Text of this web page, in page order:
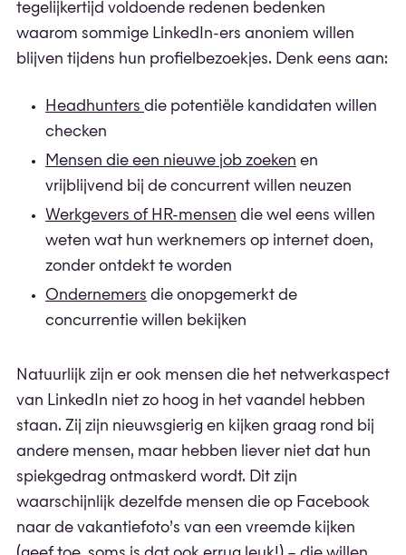
tegelijkertijd voldoende redenen bedenken
waarom sommige LinkedIn-ers anoniem willen
blijven tijdens hun profielbezoekjes. Denk eens aan:
Headhunters die potentiële kandidaten willen
checken
Mensen die een nieuwe job zoeken en
vrijblijvend bij de concurrent willen neuzen
Werkgevers of HR-mensen die wel eens willen
weten wat hun werknemers op internet doen,
zonder ontdekt te worden
Ondernemers die onopgemerkt de
concurrentie willen bekijken
Natuurlijk zijn er ook mensen die het netwerkaspect
van LinkedIn niet zo hoog in het vaandel hebben
staan. Zij zijn nieuwsgierig en kijken graag rond bij
andere mensen, maar hebben liever niet dat hun
spiekgedrag ontmaskerd wordt. Dit zijn
waarschijnlijk dezelfde mensen die op Facebook
naar de vakantiefoto’s van een vreemde kijken